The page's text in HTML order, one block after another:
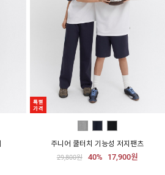
주니어 쿨터치 기능성 저지팬츠
29,800원 40% 17,900원